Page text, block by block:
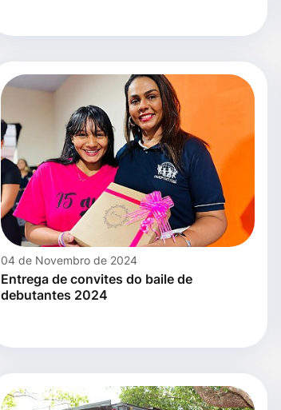
04 de Novembro de 2024
Entrega de convites do baile de
debutantes 2024